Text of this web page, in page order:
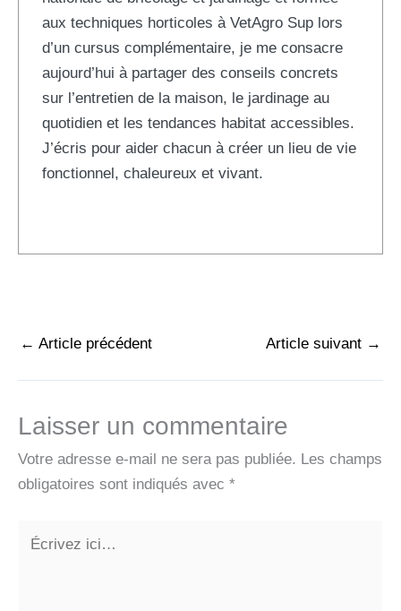
aux techniques horticoles à VetAgro Sup lors
d’un cursus complémentaire, je me consacre
aujourd’hui à partager des conseils concrets
sur l’entretien de la maison, le jardinage au
quotidien et les tendances habitat accessibles.
J’écris pour aider chacun à créer un lieu de vie
fonctionnel, chaleureux et vivant.
← Article précédent Article suivant →
Laisser un commentaire
Votre adresse e-mail ne sera pas publiée. Les champs
obligatoires sont indiqués avec *